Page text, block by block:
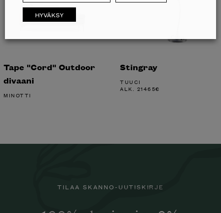
Tape "Cord" Outdoor
divaani
MINOTTI
Stingray
TUUCI
ALK. 21465€
TILAA SKANNO-UUTISKIRJE
HYVÄKSY